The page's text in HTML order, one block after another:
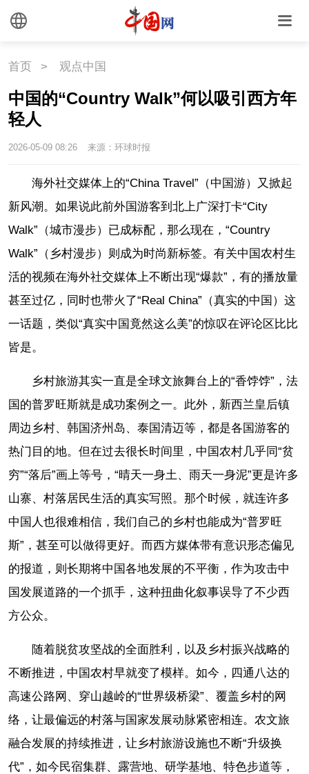
首页 > 观点中国
中国的“Country Walk”何以吸引西方年
轻人
2026-05-09 08:26 来源：环球时报
海外社交媒体上的“China Travel”（中国游）又掀起
新风潮。如果说此前外国游客到北上广深打卡“City
Walk”（城市漫步）已成标配，那么现在，“Country
Walk”（乡村漫步）则成为时尚新标签。有关中国农村生
活的视频在海外社交媒体上不断出现“爆款”，有的播放量
甚至过亿，同时也带火了“Real China”（真实的中国）这
一话题，类似“真实中国竟然这么美”的惊叹在评论区比比
皆是。
乡村旅游其实一直是全球文旅舞台上的“香饽饽”，法
国的普罗旺斯就是成功案例之一。此外，新西兰皇后镇
周边乡村、韩国济州岛、泰国清迈等，都是各国游客的
热门目的地。但在过去很长时间里，中国农村几乎同“贫
穷”“落后”画上等号，“晴天一身土、雨天一身泥”更是许多
山寨、村落居民生活的真实写照。那个时候，就连许多
中国人也很难相信，我们自己的乡村也能成为“普罗旺
斯”，甚至可以做得更好。而西方媒体带有意识形态偏见
的报道，则长期将中国各地发展的不平衡，作为攻击中
国发展道路的一个抓手，这种扭曲化叙事误导了不少西
方公众。
随着脱贫攻坚战的全面胜利，以及乡村振兴战略的
不断推进，中国农村早就变了模样。如今，四通八达的
高速公路网、穿山越岭的“世界级桥梁”、覆盖乡村的网
络，让最偏远的村落与国家发展动脉紧密相连。农文旅
融合发展的持续推进，让乡村旅游设施也不断“升级换
代”，如今民宿集群、露营地、研学基地、特色步道等，